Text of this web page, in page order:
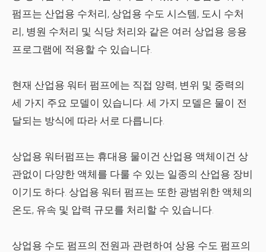
펌프는 산업용 수처리, 상업용 수도 시스템, 도시 수처
리, 병원 수처리 및 식당 처리와 같은 여러 상업용 응용
프로그램에 적용할 수 있습니다.
현재 산업용 워터 펌프에는 직접 양력, 변위 및 중력의
세 가지 주요 모델이 있습니다. 세 가지 모델은 물이 전
달되는 방식에 따라 서로 다릅니다.
상업용 워터펌프는 휴대용 물이건 산업용 액체이건 상
관없이 다양한 액체를 다룰 수 있는 일종의 산업용 장비
이기도 하다. 상업용 워터 펌프는 또한 광범위한 액체의
온도, 유속 및 압력 규모를 처리할 수 있습니다.
상업용 수도 펌프의 전원과 관련하여 상용 수도 펌프의